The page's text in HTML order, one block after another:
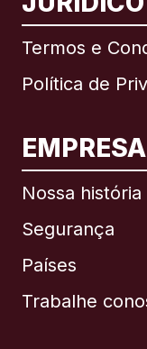
Termos e
Política de
EMPRESA
Nossa história
Segurança
Países
Trabalhe